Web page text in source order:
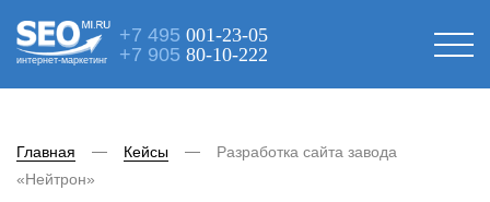
интернет-маркетинг
+7 495 001-23-05
+7 905 80-10-222
Главная Кейсы
Разработка сайта завода
«Нейтрон»